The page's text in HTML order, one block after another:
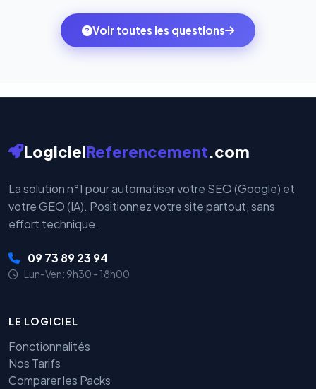
ambitions du moment — sans perdre vos données ni
votre historique.
monde. Vos données bancaires ne transitent jamais
par nos serveurs — elles sont gérées directement et
Voir toutes les questions
LogicielReferencement.com
La solution n°1 pour automatiser votre SEO (Google) et
votre GEO (IA). Positionnez votre site partout, sans
effort technique.
09 73 89 23 94
Lun-Ven: 9h30 - 18h00
LE LOGICIEL
Fonctionnalités
Nos Tarifs
Comparer les Packs